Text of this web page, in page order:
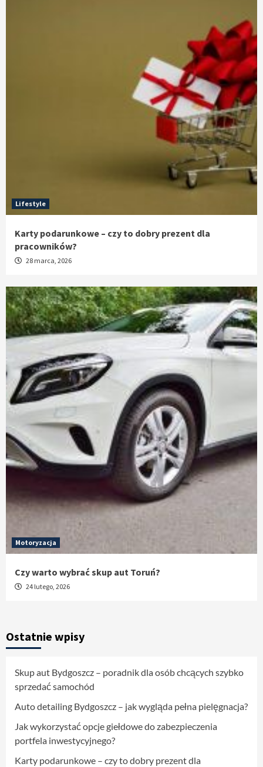
Lifestyle
Karty podarunkowe – czy to dobry prezent dla
pracowników?
28 marca, 2026
Motoryzacja
Czy warto wybrać skup aut Toruń?
24 lutego, 2026
Ostatnie wpisy
Skup aut Bydgoszcz – poradnik dla osób chcących szybko
sprzedać samochód
Auto detailing Bydgoszcz – jak wygląda pełna pielęgnacja?
Jak wykorzystać opcje giełdowe do zabezpieczenia
portfela inwestycyjnego?
Karty podarunkowe – czy to dobry prezent dla